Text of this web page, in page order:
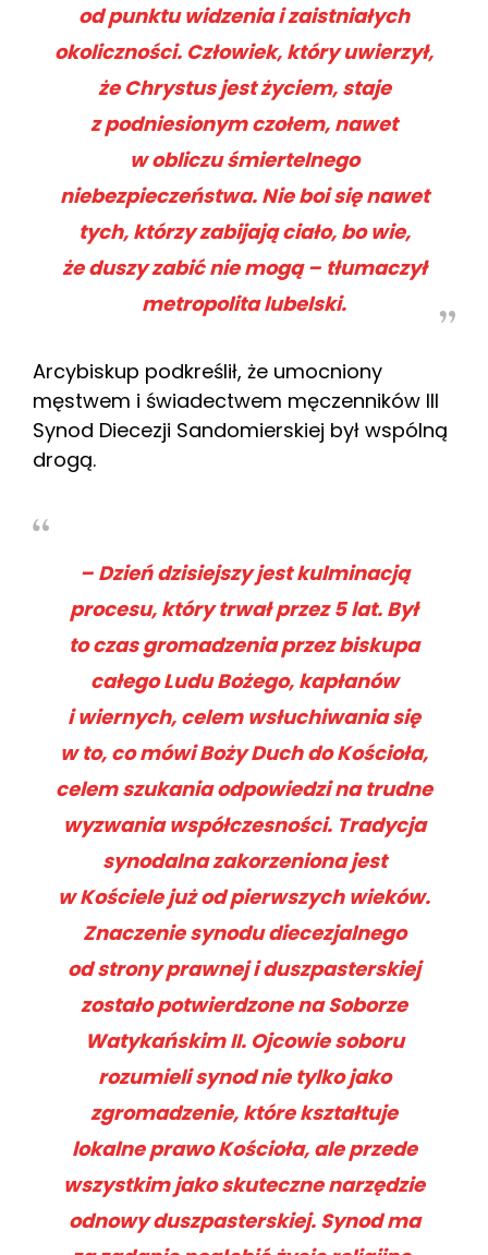
od punktu widzenia i zaistniałych
okoliczności. Człowiek, który uwierzył,
że Chrystus jest życiem, staje
z podniesionym czołem, nawet
w obliczu śmiertelnego
niebezpieczeństwa. Nie boi się nawet
tych, którzy zabijają ciało, bo wie,
że duszy zabić nie mogą – tłumaczył
metropolita lubelski.
Arcybiskup podkreślił, że umocniony
męstwem i świadectwem męczenników III
Synod Diecezji Sandomierskiej był wspólną
drogą.
– Dzień dzisiejszy jest kulminacją
procesu, który trwał przez 5 lat. Był
to czas gromadzenia przez biskupa
całego Ludu Bożego, kapłanów
i wiernych, celem wsłuchiwania się
w to, co mówi Boży Duch do Kościoła,
celem szukania odpowiedzi na trudne
wyzwania współczesności. Tradycja
synodalna zakorzeniona jest
w Kościele już od pierwszych wieków.
Znaczenie synodu diecezjalnego
od strony prawnej i duszpasterskiej
zostało potwierdzone na Soborze
Watykańskim II. Ojcowie soboru
rozumieli synod nie tylko jako
zgromadzenie, które kształtuje
lokalne prawo Kościoła, ale przede
wszystkim jako skuteczne narzędzie
odnowy duszpasterskiej. Synod ma